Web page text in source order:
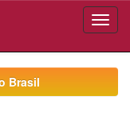
Brasil